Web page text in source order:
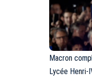
Macron
Lycée Henri-